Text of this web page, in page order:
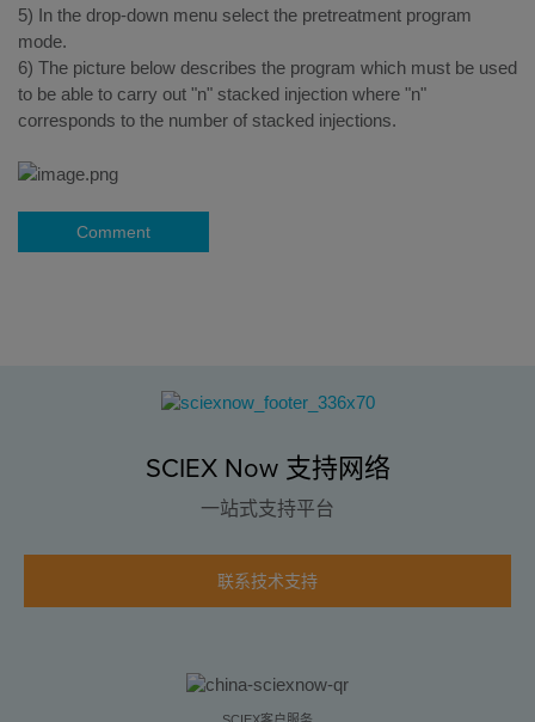
5) In the drop-down menu select the pretreatment program
mode.
6) The picture below describes the program which must be used
to be able to carry out "n" stacked injection where "n"
corresponds to the number of stacked injections.
Comment
SCIEX Now 支持网络
一站式支持平台
联系技术支持